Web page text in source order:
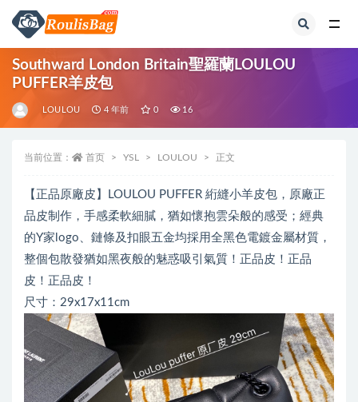
Southward London Britain聖羅蘭LOULOU
PUFFER羊皮包
LOULOU 4 年前 0 16
当前位置： 首页 YSL LOULOU 正文
【正品原廠皮】LOULOU PUFFER 絎縫小羊皮包，原廠正
品皮制作，手感柔軟細膩，猶如懷抱雲朵️般的感受；經典
的Y家logo、鏈條及扣眼五金均採用全黑色電鍍金屬材質，
整個包散發猶如黑夜般的魅惑吸引氣質！正品皮！正品
皮！正品皮！
尺寸：29x17x11cm